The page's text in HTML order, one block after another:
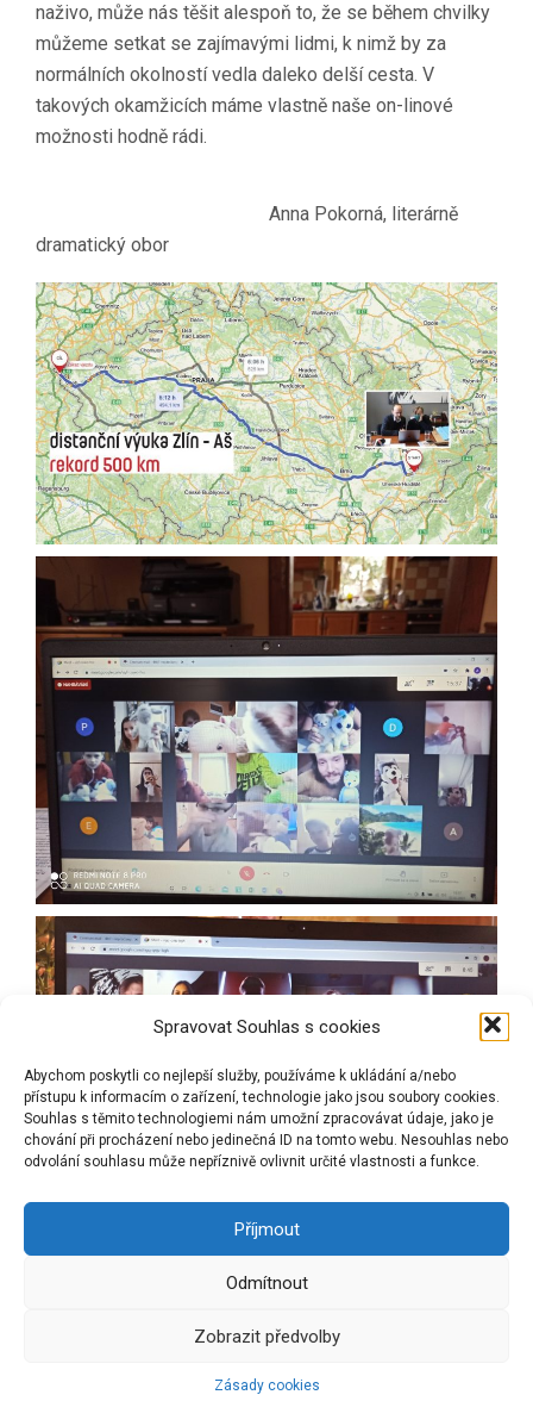
Spravovat Souhlas s cookies
Abychom poskytli co nejlepší služby, používáme k ukládání a/nebo
přístupu k informacím o zařízení, technologie jako jsou soubory cookies.
Souhlas s těmito technologiemi nám umožní zpracovávat údaje, jako je
chování při procházení nebo jedinečná ID na tomto webu. Nesouhlas nebo
odvolání souhlasu může nepříznivě ovlivnit určité vlastnosti a funkce.
Příjmout
Odmítnout
Zobrazit předvolby
Zásady cookies
naživo, může nás těšit alespoň to, že se během chvilky
můžeme setkat se zajímavými lidmi, k nimž by za
normálních okolností vedla daleko delší cesta. V
takových okamžicích máme vlastně naše on-linové
možnosti hodně rádi.
Anna Pokorná, literárně
dramatický obor